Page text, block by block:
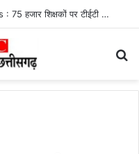
CG Teacher Eligibility Test News : 75 हजार शिक्षकों पर टीईटी का संकट, इतने दिनों में पास करना जरूरी